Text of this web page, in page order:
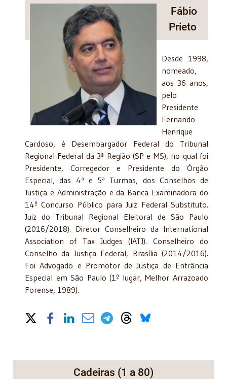
Fábio
Prieto
Desde 1998,
nomeado,
aos 36 anos,
pelo
Presidente
Fernando
Henrique
Cardoso, é Desembargador Federal do Tribunal
Regional Federal da 3ª Região (SP e MS), no qual foi
Presidente, Corregedor e Presidente do Órgão
Especial, das 4ª e 5ª Turmas, dos Conselhos de
Justiça e Administração e da Banca Examinadora do
14º Concurso Público para Juiz Federal Substituto.
Juiz do Tribunal Regional Eleitoral de São Paulo
(2016/2018). Diretor Conselheiro da International
Association of Tax Judges (IATJ). Conselheiro do
Conselho da Justiça Federal, Brasília (2014/2016).
Foi Advogado e Promotor de Justiça de Entrância
Especial em São Paulo (1º lugar, Melhor Arrazoado
Forense, 1989).
Share on Social Media
Cadeiras (1 a 80)